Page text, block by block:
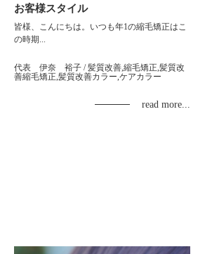
お客様スタイル
皆様、こんにちは。いつも年1の縮毛矯正はこ
の時期...
代表 伊奈 裕子/ 髪質改善,縮毛矯正,髪質改
善縮毛矯正,髪質改善カラー,ケアカラー
read more...